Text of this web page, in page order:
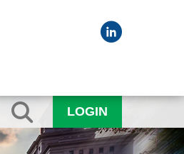
LOGIN